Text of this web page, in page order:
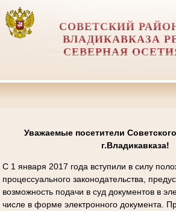
СОВЕТСКИЙ
ВЛАДИКАВКАЗА
СЕВЕРНАЯ
Уважаемые посетители
г.Владикавказа!
С 1 января 2017 года вступили в силу
процессуального законодательства,
возможность подачи в суд документов в
числе в форме электронного документа.